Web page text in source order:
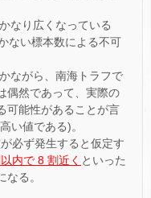
なり広くなっている
ない標本数による不可
ながら、南海トラフで
偶然であって、実際の
可能性があることが言
い値である)。
必ず発生すると仮定す
内で 8 割近く といった
る。